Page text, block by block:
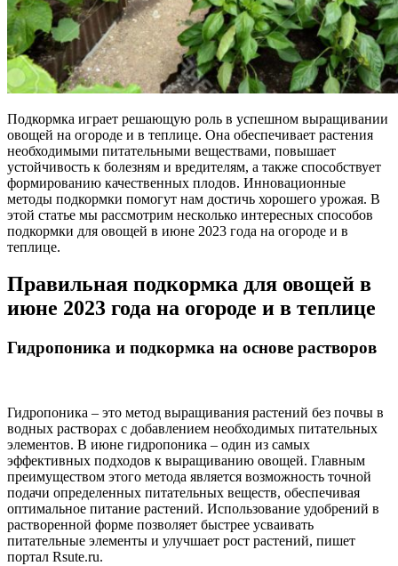
Подкормка играет решающую роль в успешном выращивании
овощей на огороде и в теплице. Она обеспечивает растения
необходимыми питательными веществами, повышает
устойчивость к болезням и вредителям, а также способствует
формированию качественных плодов. Инновационные
методы подкормки помогут нам достичь хорошего урожая. В
этой статье мы рассмотрим несколько интересных способов
подкормки для овощей в июне 2023 года на огороде и в
теплице.
Правильная подкормка для овощей в
июне 2023 года на огороде и в теплице
Гидропоника и подкормка на основе растворов
Гидропоника – это метод выращивания растений без почвы в
водных растворах с добавлением необходимых питательных
элементов. В июне гидропоника – один из самых
эффективных подходов к выращиванию овощей. Главным
преимуществом этого метода является возможность точной
подачи определенных питательных веществ, обеспечивая
оптимальное питание растений. Использование удобрений в
растворенной форме позволяет быстрее усваивать
питательные элементы и улучшает рост растений, пишет
портал Rsute.ru.